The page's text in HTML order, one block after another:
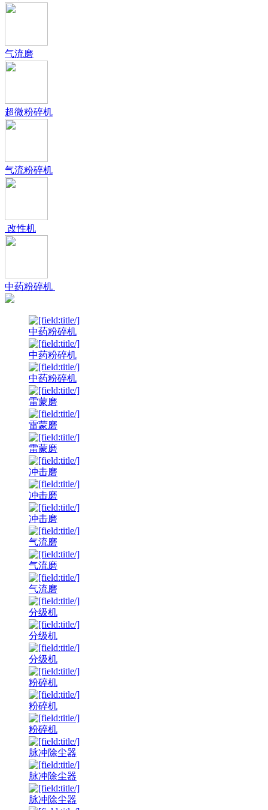
气流磨
超微粉碎机
气流粉碎机
改性机
中药粉碎机
中药粉碎机
中药粉碎机
中药粉碎机
雷蒙磨
雷蒙磨
雷蒙磨
冲击磨
冲击磨
冲击磨
气流磨
气流磨
气流磨
分级机
分级机
分级机
粉碎机
粉碎机
粉碎机
脉冲除尘器
脉冲除尘器
脉冲除尘器